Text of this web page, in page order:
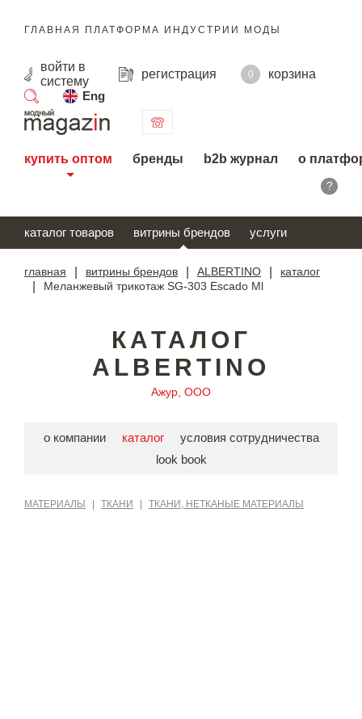
ГЛАВНАЯ ПЛАТФОРМА ИНДУСТРИИ МОДЫ
войти в
систему
регистрация 0
корзина
Eng
поиск
купить оптом бренды b2b журнал о
?
каталог товаров витрины брендов услуги
главная витрины брендов ALBERTINO каталог
Меланжевый трикотаж SG-303 Escado Ml
КАТАЛОГ
ALBERTINO
Ажур, ООО
о компании каталог
условия сотрудничества
look book
МАТЕРИАЛЫ ТКАНИ ТКАНИ, НЕТКАНЫЕ МАТЕРИАЛЫ